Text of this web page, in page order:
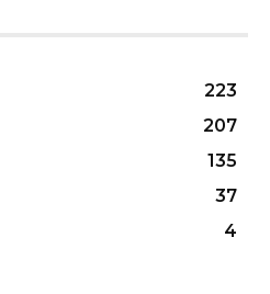
223
207
135
37
4